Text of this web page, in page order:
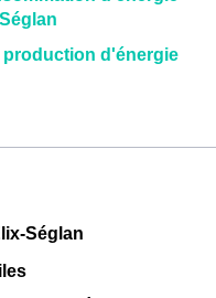
d'énergie
Séglan